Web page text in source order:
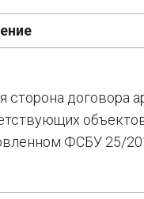
сторона договора
ФСБУ 25/